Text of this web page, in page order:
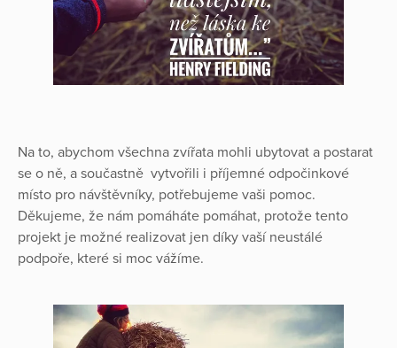
Na to, abychom všechna zvířata mohli ubytovat a postarat
se o ně, a součastně vytvořili i příjemné odpočinkové
místo pro návštěvníky, potřebujeme vaši pomoc.
Děkujeme, že nám pomáháte pomáhat, protože tento
projekt je možné realizovat jen díky vaší neustálé
podpoře, které si moc vážíme.